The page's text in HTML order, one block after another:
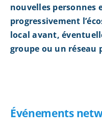
nouvelles personnes
progressivement
local avant,
groupe ou un réseau
Événements